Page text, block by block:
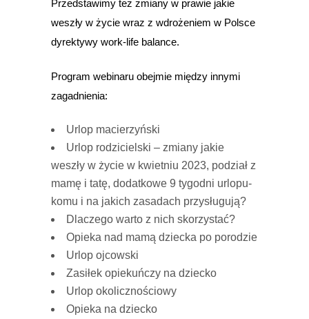
Przedstawimy też zmiany w prawie jakie
weszły w życie wraz z wdrożeniem w Polsce
dyrektywy work-life balance.
Program webinaru obejmie między innymi
zagadnienia:
Urlop macierzyński
Urlop rodzicielski – zmiany jakie
weszły w życie w kwietniu 2023, podział z
mamę i tatę, dodatkowe 9 tygodni urlopu-
komu i na jakich zasadach przysługują?
Dlaczego warto z nich skorzystać?
Opieka nad mamą dziecka po porodzie
Urlop ojcowski
Zasiłek opiekuńczy na dziecko
Urlop okolicznościowy
Opieka na dziecko